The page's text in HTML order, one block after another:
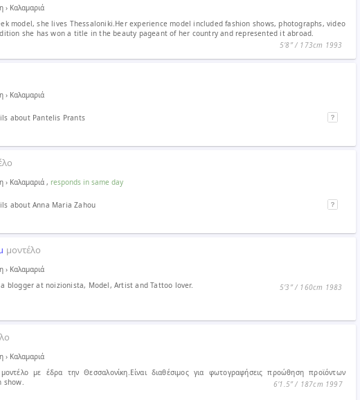
› Καλαμαριά
model, she lives Thessaloniki.Her experience model included fashion shows, photographs, video
she has won a title in the beauty pageant of her country and represented it abroad.
5′8ʺ / 173cm 1993
› Καλαμαριά
about Pantelis Prants
› Καλαμαριά, responds in same day
about Anna Maria Zahou
μοντέλο
› Καλαμαριά
blogger at noizionista, Model, Artist and Tattoo lover.
5′3ʺ / 160cm 1983
› Καλαμαριά
με έδρα την Θεσσαλονίκη.Είναι διαθέσιμος για φωτογραφήσεις προώθηση προϊόντων
show.
6′1.5ʺ / 187cm 1997